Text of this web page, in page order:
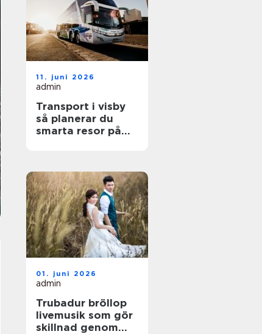
11. juni 2026
admin
Transport i visby
så planerar du
smarta resor på
01. juni 2026
admin
Trubadur bröllop
livemusik som gör
skillnad genom